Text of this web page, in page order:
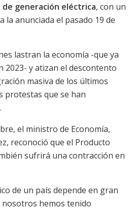
generación eléctrica, con un
la anunciada el pasado 19 de
lastran la economía -que ya
2023- y atizan el descontento
masiva de los últimos
protestas que se han
el ministro de Economía,
reconoció que el Producto
sufrirá una contracción en
de un país depende en gran
nosotros hemos tenido